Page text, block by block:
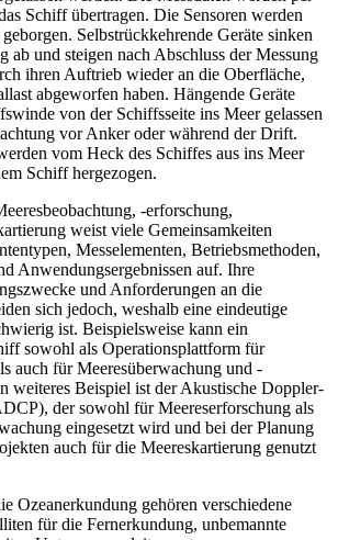
Schiff übertragen. Die Sensoren werden
Selbstrückkehrende Geräte sinken
ab und steigen nach Abschluss der Messung
ihren Auftrieb wieder an die Oberfläche,
abgeworfen haben. Hängende Geräte
von der Schiffsseite ins Meer gelassen
vor Anker oder während der Drift.
vom Heck des Schiffes aus ins Meer
Schiff hergezogen.
-erforschung,
weist viele Gemeinsamkeiten
Messelementen, Betriebsmethoden,
Anwendungsergebnissen auf. Ihre
und Anforderungen an die
sich jedoch, weshalb eine eindeutige
ist. Beispielsweise kann ein
sowohl als Operationsplattform für
auch für Meeresüberwachung und -
weiteres Beispiel ist der Akustische Doppler-
der sowohl für Meereserforschung als
eingesetzt wird und bei der Planung
auch für die Meereskartierung genutzt
Ozeanerkundung gehören verschiedene
für die Fernerkundung, unbemannte